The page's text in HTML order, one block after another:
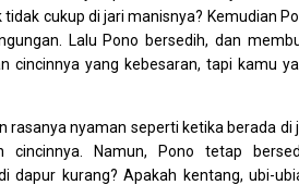
cukup di jari manisnya? Kemudian
Lalu Pono bersedih, dan
cincinnya yang kebesaran, tapi kamu
rasanya nyaman seperti ketika berada di
Namun, Pono tetap
dapur kurang? Apakah kentang, ubi-